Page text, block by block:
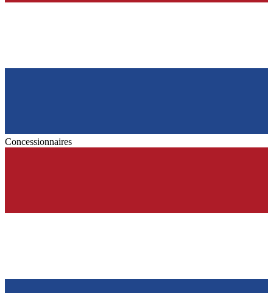
Concessionnaires